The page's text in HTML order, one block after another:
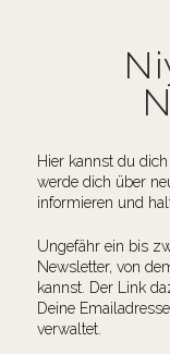
Hof
Hier kannst du
werde dich über
informieren und
Ungefähr ein bis
Newsletter, von
kannst. Der Link
Deine
verwaltet.